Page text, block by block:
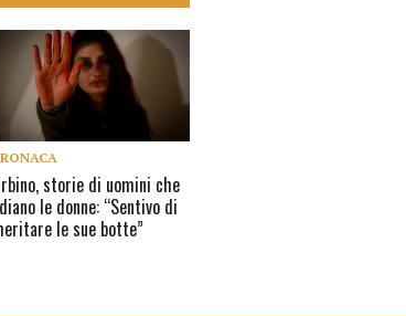
storie di uomini che
le donne: “Sentivo di
le sue botte”